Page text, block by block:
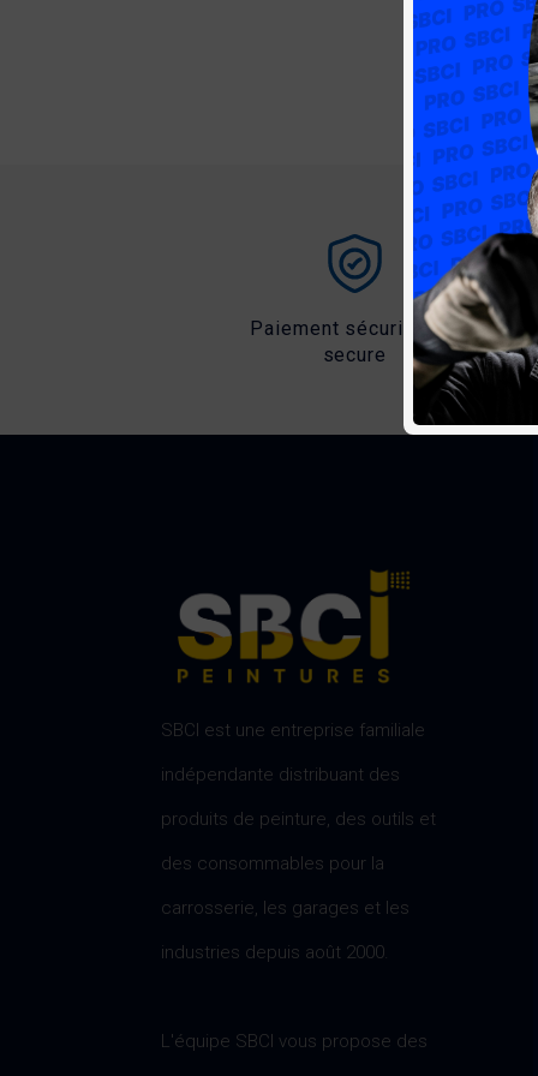
Aérosols à hautes températures
Paiement sécurisé 3D
secure
SBCI est une entreprise familiale
indépendante distribuant des
produits de peinture, des outils et
des consommables pour la
carrosserie, les garages et les
industries depuis août 2000.
L'équipe SBCI vous propose des